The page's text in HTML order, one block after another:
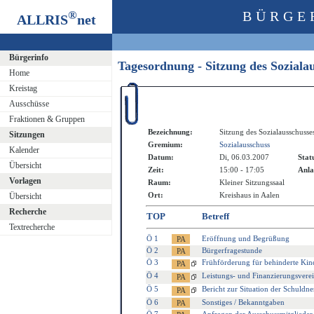
ALLRIS®net
Bürgerinfo
Home
Kreistag
Ausschüsse
Fraktionen & Gruppen
Sitzungen
Kalender
Übersicht
Vorlagen
Übersicht
Recherche
Textrecherche
Tagesordnung - Sitzung des
Bezeichnung:
Sitzung des
Gremium:
Sozialausschuss
Datum:
Di, 06.03.2007
Zeit:
15:00 - 17:05
Raum:
Kleiner Sitzungssaal
Ort:
Kreishaus in Aalen
TOP Betreff
Ö 1
Eröffnung und Begrüßung
Ö 2
Bürgerfragestunde
Ö 3
Frühförderung für behinderte
Ö 4
Leistungs- und
Ö 5
Bericht zur Situation der
Ö 6
Sonstiges / Bekanntgaben